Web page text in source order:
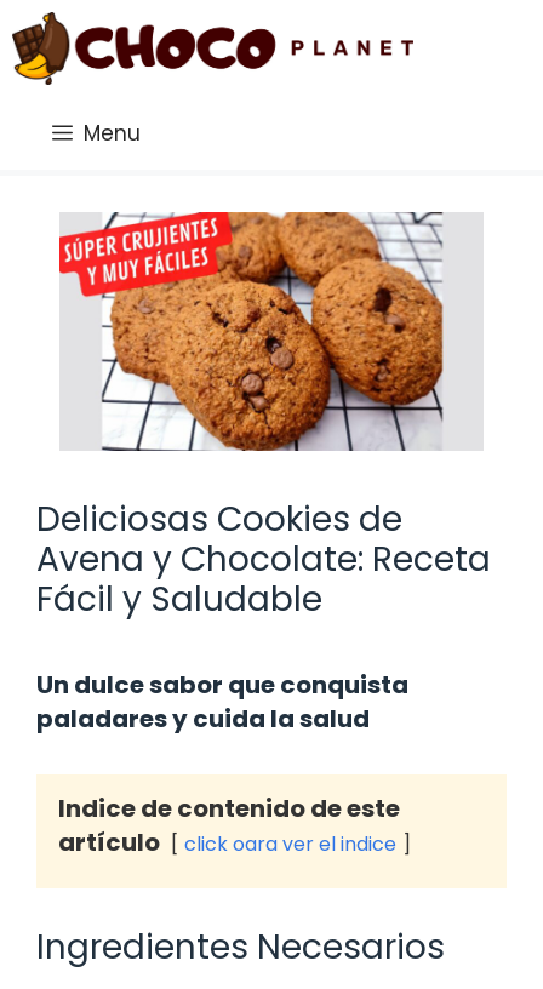
Saltar
al
contenido
Menu
Deliciosas Cookies de
Avena y Chocolate: Receta
Fácil y Saludable
Un dulce sabor que conquista
paladares y cuida la salud
Indice de contenido de este
artículo
click oara ver el indice
Ingredientes Necesarios